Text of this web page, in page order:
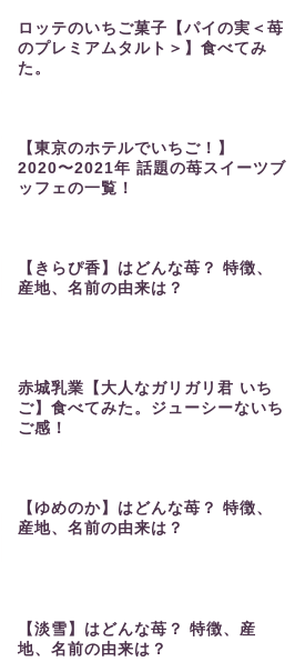
ロッテのいちご菓子【パイの実＜苺
のプレミアムタルト＞】食べてみ
た。
【東京のホテルでいちご！】
2020〜2021年 話題の苺スイーツブ
ッフェの一覧！
【きらぴ香】はどんな苺？ 特徴、
産地、名前の由来は？
赤城乳業【大人なガリガリ君 いち
ご】食べてみた。ジューシーないち
ご感！
【ゆめのか】はどんな苺？ 特徴、
産地、名前の由来は？
【淡雪】はどんな苺？ 特徴、産
地、名前の由来は？